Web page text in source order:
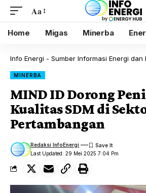
Aa
Home Migas Minerba
Info Energi - Sumber Informasi Energi dan
MINERBA
MIND ID Dorong
Kualitas SDM di
Pertambangan
Last Updated: 29 Mei 2025 7:04 Pm
Redaksi InfoEnergi